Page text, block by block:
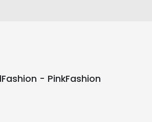
- PinkFashion